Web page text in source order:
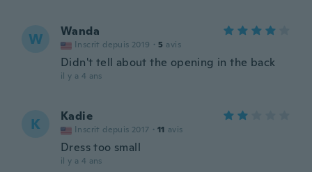
W Wanda
Inscrit depuis 2019 · 5 avis
Didn't tell about the opening in the back
il y a 4 ans
K Kadie
Inscrit depuis 2017 · 11 avis
Dress too small
il y a 4 ans